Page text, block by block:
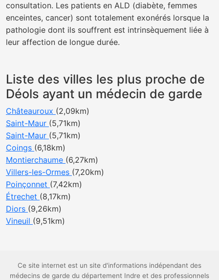
consultation. Les patients en ALD (diabète, femmes
enceintes, cancer) sont totalement exonérés lorsque la
pathologie dont ils souffrent est intrinsèquement liée à
leur affection de longue durée.
Liste des villes les plus proche de
Déols ayant un médecin de garde
Châteauroux (2,09km)
Saint-Maur (5,71km)
Saint-Maur (5,71km)
Coings (6,18km)
Montierchaume (6,27km)
Villers-les-Ormes (7,20km)
Poinçonnet (7,42km)
Étrechet (8,17km)
Diors (9,26km)
Vineuil (9,51km)
Ce site internet est un site d'informations indépendant des
médecins de garde du département Indre et des professionnels